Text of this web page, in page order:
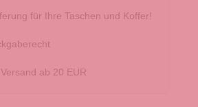
für Ihre Taschen und Koffer!
ab 20 EUR